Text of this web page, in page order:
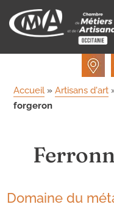
Accueil »Artisans d'art
forgeron
Domaine du